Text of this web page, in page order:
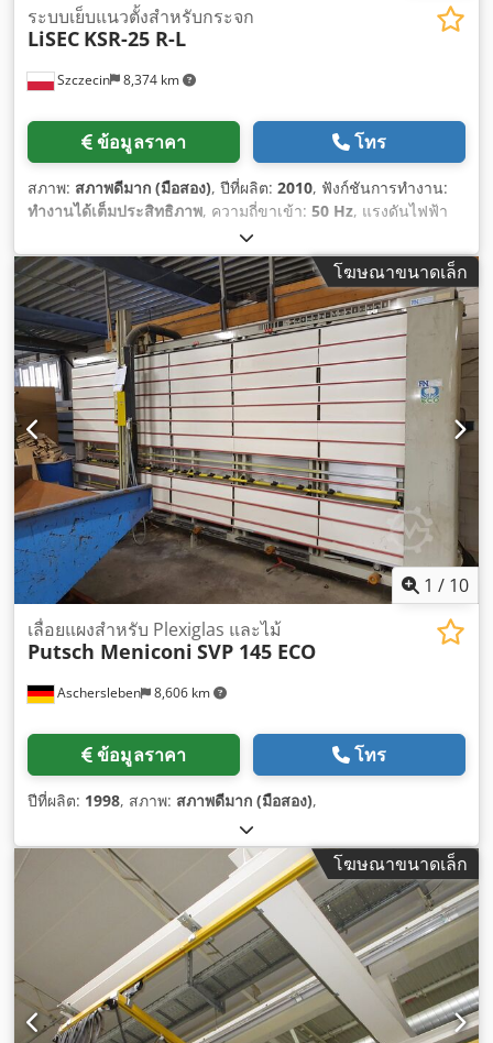
Szczecin 8,374 km
ระบบเย็บแนวตั้งสำหรับกระจก
LiSEC KSR-25 R-L
ข้อมูลราคา โทร
สภาพ: สภาพดีมาก (มือสอง), ปีที่ผลิต: 2010, ฟังก์ชันการทำงาน:
ทำงานได้เต็มประสิทธิภาพ, ความถี่ขาเข้า: 50 Hz, แรงดันไฟฟ้า
,
โฆษณาขนาดเล็ก
1 / 10
Aschersleben 8,606 km
เลื่อยแผงสำหรับ Plexiglas และไม้
Putsch Meniconi SVP 145 ECO
ข้อมูลราคา โทร
ปีที่ผลิต: 1998, สภาพ: สภาพดีมาก (มือสอง),
โฆษณาขนาดเล็ก